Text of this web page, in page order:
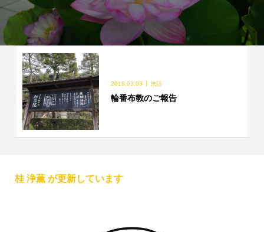
2018.03.03 法話
輪番布教のご報告
桂 浄薫 が更新しています